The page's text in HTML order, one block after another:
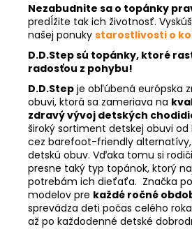
Nezabudnite sa o topánky
predĺžite tak ich životnosť.
našej ponuky starostlivosti o
D.D.Step sú topánky, ktoré
radosťou z pohybu!
D.D.Step je obľúbená európska
obuvi, ktorá sa zameriava na
zdravý vývoj detských
široký sortiment detskej obuvi
cez barefoot-friendly alternatívy,
detskú obuv. Vďaka tomu si
presne taký typ topánok, ktorý
potrebám ich dieťaťa. Značka
modelov pre každé ročné
sprevádza deti počas celého
až po každodenné detské